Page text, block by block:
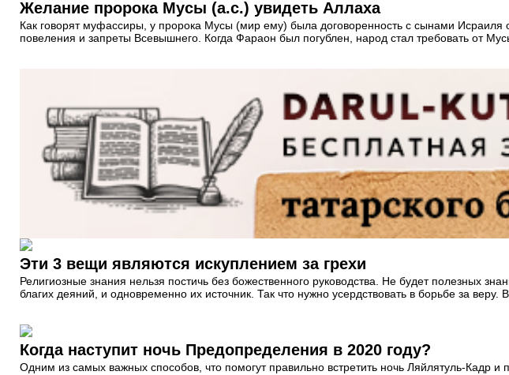
Желание пророка Мусы (а.с.) увидеть Аллаха
Как говорят муфассиры, у пророка Мусы (мир ему) была договоренность с сынами Исраиля
повеления и запреты Всевышнего. Когда Фараон был погублен, народ стал требовать от
Эти 3 вещи являются искуплением за грехи
Религиозные знания нельзя постичь без божественного руководства. Не будет полезных
благих деяний, и одновременно их источник. Так что нужно усердствовать в борьбе за
Когда наступит ночь Предопределения в 2020 году?
Одним из самых важных способов, что помогут правильно встретить ночь Ляйлятуль-Кадр и